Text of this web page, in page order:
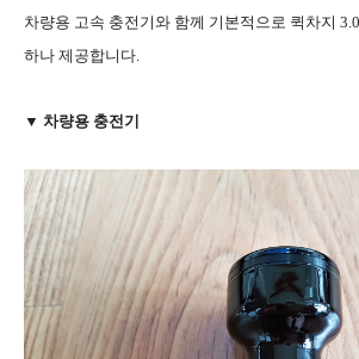
차량용 고속 충전기와 함께 기본적으로 퀵차지
하나 제공합니다.
▼ 차량용 충전기